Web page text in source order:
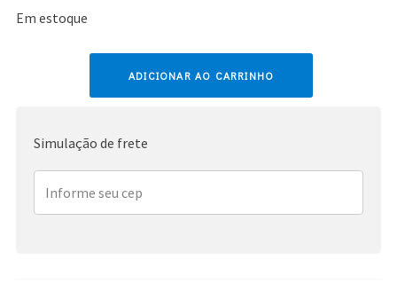
Em estoque
ADICIONAR AO CARRINHO
Simulação de frete